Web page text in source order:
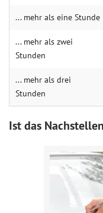
... mehr als eine Stunde
... mehr als zwei
Stunden
... mehr als drei
Stunden
Ist das